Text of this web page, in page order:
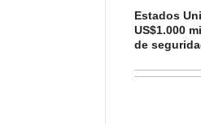
Estados
US$1.000
de